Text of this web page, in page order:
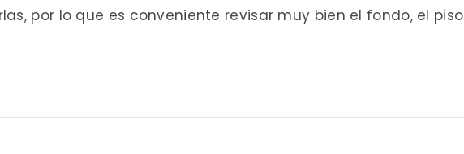
por lo que es conveniente revisar muy bien el fondo, el piso